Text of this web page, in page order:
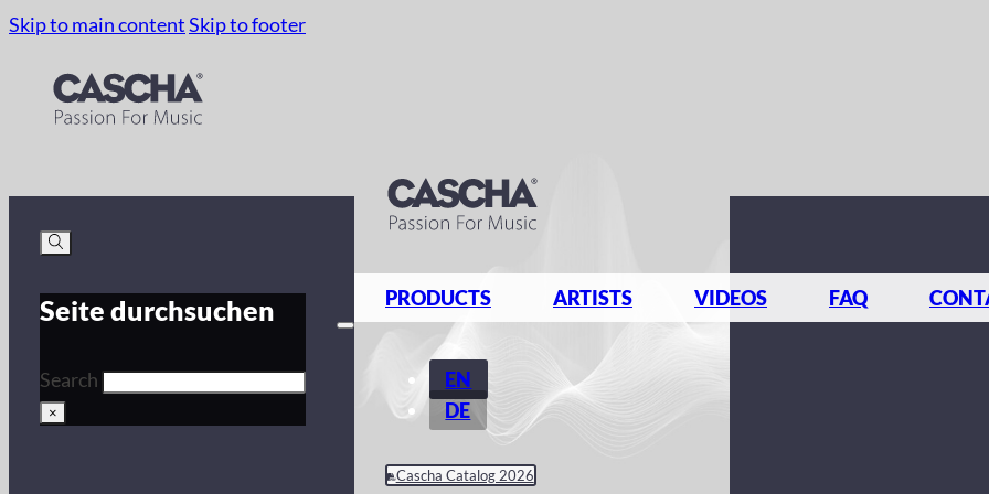
Skip to main contentSkip to footer
Seite durchsuchen
Search
×
PRODUCTS ARTISTS VIDEOS FAQ
EN
DE
Cascha Catalog 2026